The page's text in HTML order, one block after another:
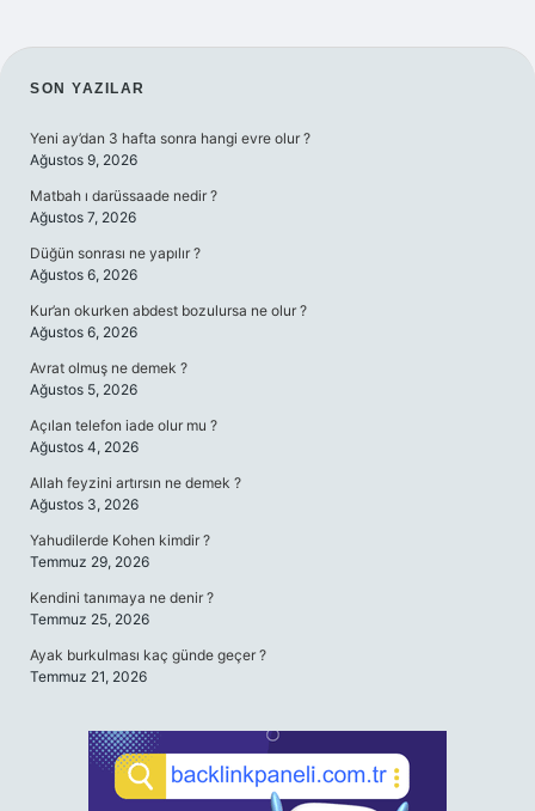
SIDEBAR
SON YAZILAR
Yeni ay’dan 3 hafta sonra hangi evre olur ?
Ağustos 9, 2026
Matbah ı darüssaade nedir ?
Ağustos 7, 2026
Düğün sonrası ne yapılır ?
Ağustos 6, 2026
Kur’an okurken abdest bozulursa ne olur ?
Ağustos 6, 2026
Avrat olmuş ne demek ?
Ağustos 5, 2026
Açılan telefon iade olur mu ?
Ağustos 4, 2026
Allah feyzini artırsın ne demek ?
Ağustos 3, 2026
Yahudilerde Kohen kimdir ?
Temmuz 29, 2026
Kendini tanımaya ne denir ?
Temmuz 25, 2026
Ayak burkulması kaç günde geçer ?
Temmuz 21, 2026